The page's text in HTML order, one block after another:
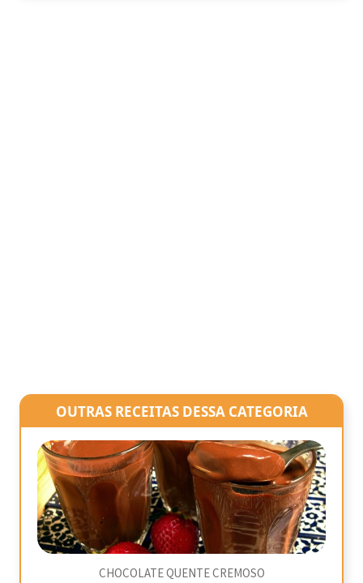
OUTRAS RECEITAS DESSA CATEGORIA
CHOCOLATE QUENTE CREMOSO